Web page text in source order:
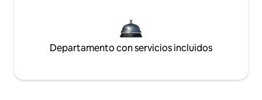
Departamento con servicios incluidos